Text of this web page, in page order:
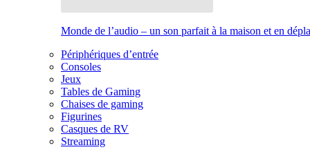
Monde de l’audio – un son parfait à la maison et en
Périphériques d’entrée
Consoles
Jeux
Tables de Gaming
Chaises de gaming
Figurines
Casques de RV
Streaming